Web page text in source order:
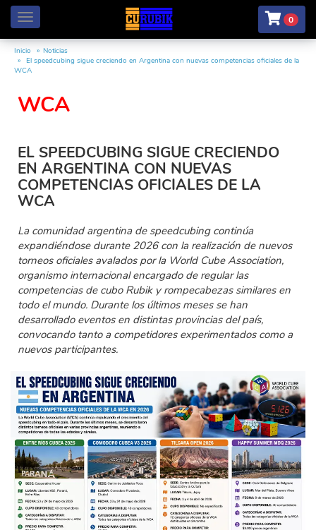
Menú 0
Inicio
Noticias
El speedcubing sigue creciendo en Argentina con nuevas competencias oficiales de la
WCA
WCA
EL SPEEDCUBING SIGUE CRECIENDO
EN ARGENTINA CON NUEVAS
COMPETENCIAS OFICIALES DE LA
WCA
La comunidad argentina de speedcubing continúa
expandiéndose durante 2026 con la realización de nuevos
torneos oficiales avalados por la World Cube Association,
organismo internacional encargado de regular las
competencias de cubo Rubik y rompecabezas similares en
todo el mundo. Durante los últimos meses se han
desarrollado eventos en distintas provincias del país,
convocando tanto a competidores experimentados como a
nuevos participantes.